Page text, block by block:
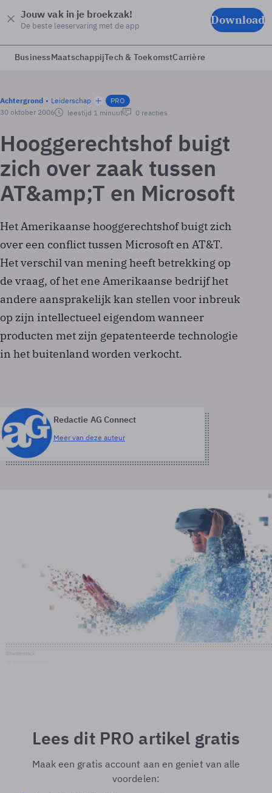
Jouw vak in je broekzak!
De beste leeservaring met de app Download
BusinessMaatschappijTech & ToekomstCarrière
Achtergrond Leiderschap
PRO
30 oktober 2006
leestijd 1 minuut 0 reacties
Hooggerechtshof buigt
zich over zaak tussen
AT&amp;T en Microsoft
Het Amerikaanse hooggerechtshof buigt zich
over een conflict tussen Microsoft en AT&T.
Het verschil van mening heeft betrekking op
de vraag, of het ene Amerikaanse bedrijf het
andere aansprakelijk kan stellen voor inbreuk
op zijn intellectueel eigendom wanneer
producten met zijn gepatenteerde technologie
in het buitenland worden verkocht.
Redactie AG Connect
Meer van deze auteur
Lees dit PRO artikel gratis
Maak een gratis account aan en geniet van alle
voordelen: